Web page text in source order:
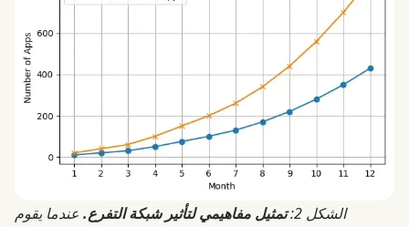
الشكل 2: تمثيل مفاهيمي لتأثير شبكة التفرع. عندما يقوم